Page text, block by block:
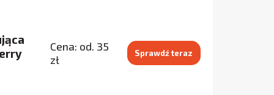
Cena: od. 35
zł
Sprawdź teraz